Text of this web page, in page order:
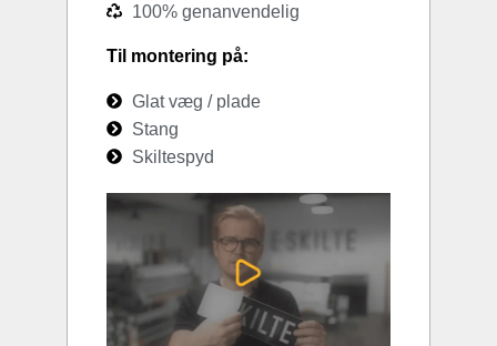
100% genanvendelig
Til montering på:
Glat væg / plade
Stang
Skiltespyd